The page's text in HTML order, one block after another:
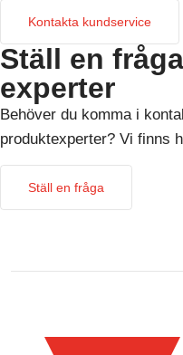
Kontakta kundservice
Ställ en
experter
Behöver du komma i
produktexperter? Vi finns
Ställ en fråga